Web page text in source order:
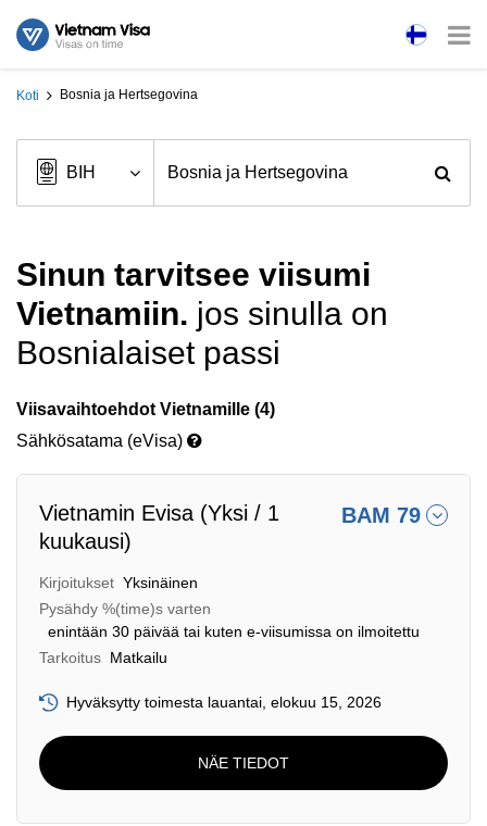
Koti Bosnia ja Hertsegovina
Sinun tarvitsee viisumi
Vietnamiin. jos sinulla on
Bosnialaiset passi
Viisavaihtoehdot Vietnamille (4)
Sähkösatama (eVisa)
Vietnamin Evisa (Yksi / 1
kuukausi)
BAM 79
Kirjoitukset Yksinäinen
Pysähdy %(time)s varten
enintään 30 päivää tai kuten e-viisumissa on ilmoitettu
Tarkoitus Matkailu
Hyväksytty toimesta lauantai, elokuu 15, 2026
NÄE TIEDOT